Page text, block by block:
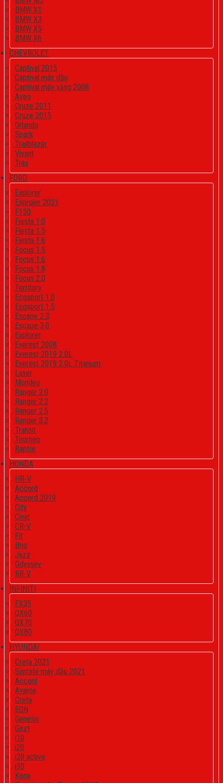
BMW X1
BMW X3
BMW X5
BMW X6
CHEVROLET
Captival 2015
Captival máy dầu
Captival máy xăng 2008
Aveo
Cruze 2011
Cruze 2015
Orlando
Spark
Trailblazer
Vivant
Trax
FORD
Explorer
Exproler 2021
F150
Fiesta 1.0
Fiesta 1.5
Fiesta 1.6
Focus 1.5
Focus 1.6
Focus 1.8
Focus 2.0
Territory
Ecosport 1.0
Ecosport 1.5
Escape 2.3
Escape 3.0
Explorer
Everest 2008
Everest 2019 2.0L
Everest 2019 2.0L Titanium
Laser
Mondeo
Ranger 2.0
Ranger 2.2
Ranger 2.5
Ranger 3.2
Transit
Tourneo
Raptor
HONDA
HR-V
Accord
Accord 2019
City
Civic
CR-V
Fit
Brio
Jazz
Odyssey
BR-V
INFINITI
FX35
QX60
QX70
QX80
HYUNDAI
Creta 2021
Santafe máy dầu 2021
Accent
Avante
Creta
EON
Genesis
Gezt
i10
i20
i20 active
i30
Kona